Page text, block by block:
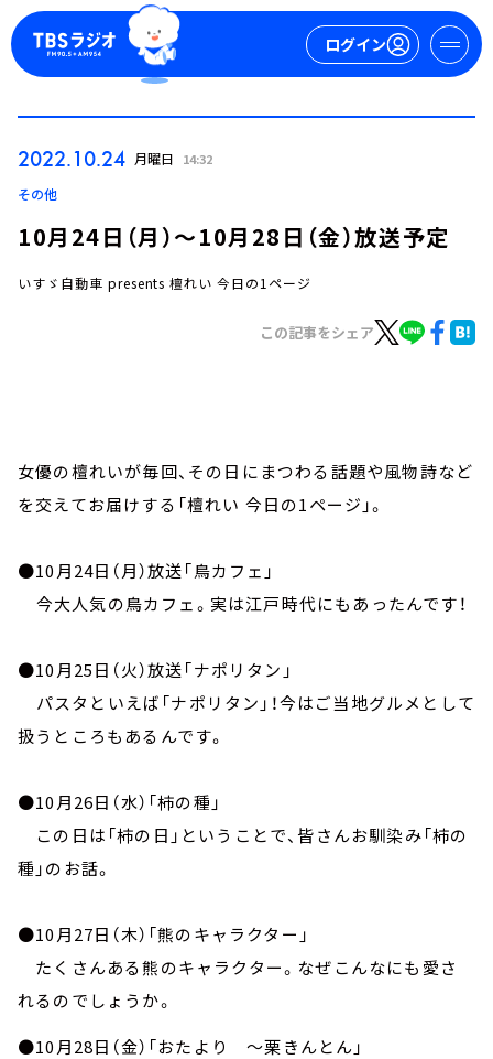
ログイン
TBS Podcast
お知らせ
YouTube
会社情報
2022.10.24 月曜日 14:32
その他
10月24日（月）～10月28日（金）放送予定
いすゞ自動車 presents 檀れい 今日の1ページ
この記事をシェア
女優の檀れいが毎回、その日にまつわる話題や風物詩など
を交えてお届けする「檀れい 今日の1ページ」。
●10月24日（月）放送「鳥カフェ」
今大人気の鳥カフェ。実は江戸時代にもあったんです！
●10月25日（火）放送「ナポリタン」
パスタといえば「ナポリタン」！今はご当地グルメとして
扱うところもあるんです。
●10月26日（水）「柿の種」
この日は「柿の日」ということで、皆さんお馴染み「柿の
種」のお話。
●10月27日（木）「熊のキャラクター」
たくさんある熊のキャラクター。なぜこんなにも愛さ
れるのでしょうか。
●10月28日（金）「おたより ～栗きんとん」